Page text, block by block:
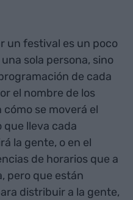
un festival es un poco
sola persona, sino
de cada
el nombre de los
se moverá el
que lleva cada
la gente, o en el
de horarios que a
pero que están
distribuir a la gente,